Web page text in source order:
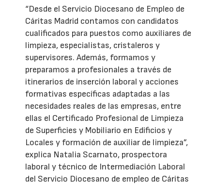
“Desde el Servicio Diocesano de Empleo de
Cáritas Madrid contamos con candidatos
cualificados para puestos como auxiliares de
limpieza, especialistas, cristaleros y
supervisores. Además, formamos y
preparamos a profesionales a través de
itinerarios de inserción laboral y acciones
formativas específicas adaptadas a las
necesidades reales de las empresas, entre
ellas el Certificado Profesional de Limpieza
de Superficies y Mobiliario en Edificios y
Locales y formación de auxiliar de limpieza”,
explica Natalia Scarnato, prospectora
laboral y técnico de Intermediación Laboral
del Servicio Diocesano de empleo de Cáritas